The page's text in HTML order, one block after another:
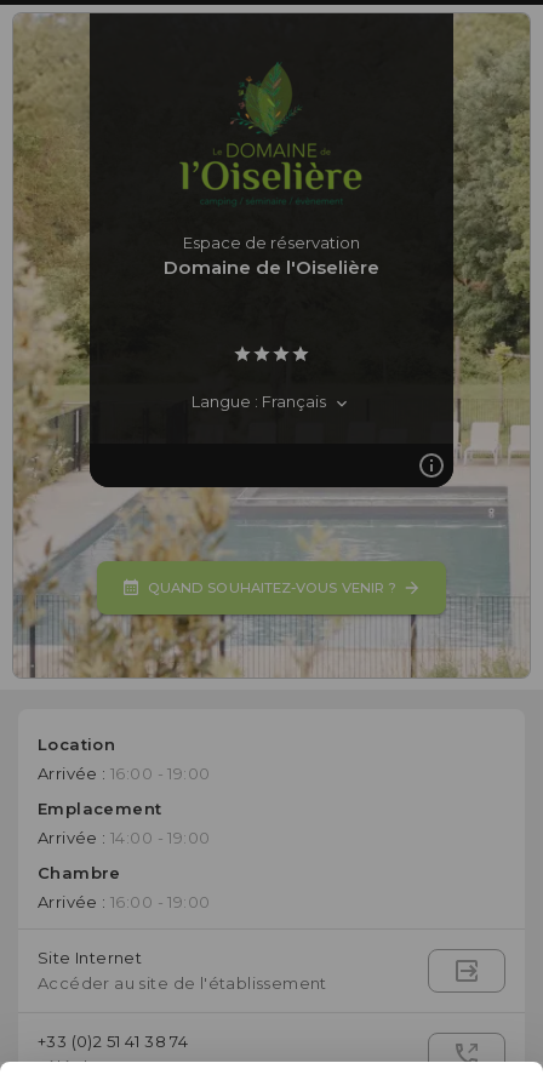
Espace de réservation
Domaine de l'Oiselière
Langue : Français
QUAND SOUHAITEZ-VOUS VENIR ?
Location
Arrivée :16:00 - 19:00
Emplacement
Arrivée :14:00 - 19:00
Chambre
Arrivée :16:00 - 19:00
Site Internet
Accéder au site de l'établissement
+33 (0)2 51 41 38 74
Téléphone